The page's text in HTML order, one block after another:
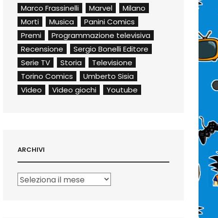
Marco Frassinelli Marvel
Milano
Morti
Musica
Panini Comics
Premi
Programmazione televisiva
Recensione
Sergio Bonelli Editore
Serie TV
Storia
Televisione
Torino Comics
Umberto Sisia
Video
Video giochi Youtube
ARCHIVI
Archivi